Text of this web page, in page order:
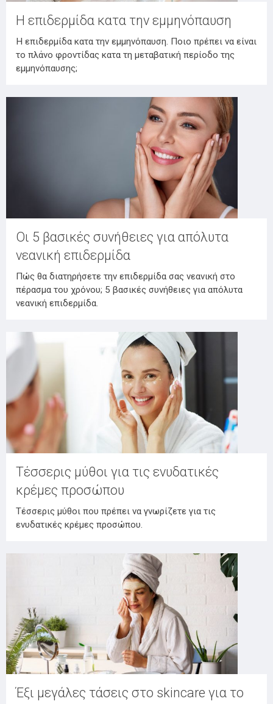
Η επιδερμίδα κατα την εμμηνόπαυση
Η επιδερμίδα κατα την εμμηνόπαυση. Ποιο πρέπει να είναι
το πλάνο φροντίδας κατα τη μεταβατική περίοδο της
εμμηνόπαυσης;
Οι 5 βασικές συνήθειες για απόλυτα
νεανική επιδερμίδα
Πώς θα διατηρήσετε την επιδερμίδα σας νεανική στο
πέρασμα του χρόνου; 5 βασικές συνήθειες για απόλυτα
νεανική επιδερμίδα.
Τέσσερις μύθοι για τις ενυδατικές
κρέμες προσώπου
Τέσσερις μύθοι που πρέπει να γνωρίζετε για τις
ενυδατικές κρέμες προσώπου.
Έξι μεγάλες τάσεις στο skincare για το